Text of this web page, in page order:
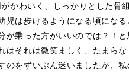
かわいく、しっかりとした骨
児は歩けるようになる頃にな
が乗った方がいいのでは？！
それは微笑ましく、たまらな
のをずいぶん迷いましたが、